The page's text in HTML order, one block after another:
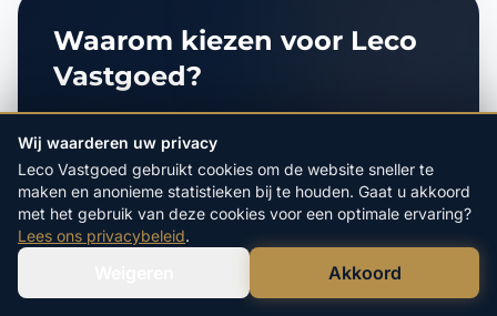
Waarom kiezen voor Leco
Vastgoed?
Al 20 jaar dé specialist in het
direct aankopen van woningen
Alle kosten zijn voor onze
rekening, u betaalt helemaal niets
Bel Ons Direct
Wij waarderen uw privacy
Leco Vastgoed gebruikt cookies om de website sneller te
maken en anonieme statistieken bij te houden. Gaat u akkoord
met het gebruik van deze cookies voor een optimale ervaring?
Lees ons privacybeleid.
Akkoord